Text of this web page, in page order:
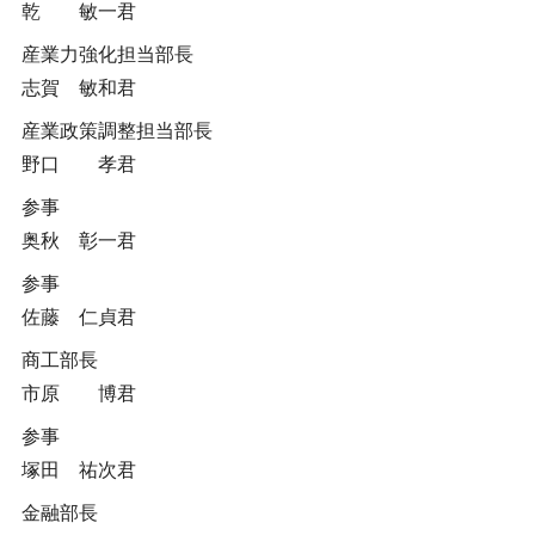
乾 敏一君
産業力強化担当部長
志賀 敏和君
産業政策調整担当部長
野口 孝君
参事
奥秋 彰一君
参事
佐藤 仁貞君
商工部長
市原 博君
参事
塚田 祐次君
金融部長